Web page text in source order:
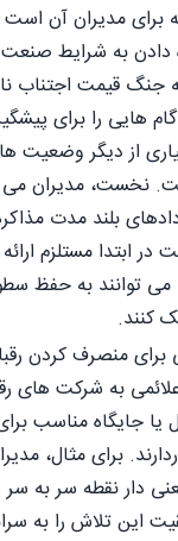
برای مدیران آن
دادن به شرایط
جنگ قیمت اجتناب
هایی را برای
از دیگر وضعیت
مدیران می
بلند مدت
در ابتدا مستلزم
می توانند به حفظ
کنند.
برای منصرف کردن
به شرکت های
یا جایگاه مناسب
برای مثال،
دار نقطه سر به
این تلاش را به